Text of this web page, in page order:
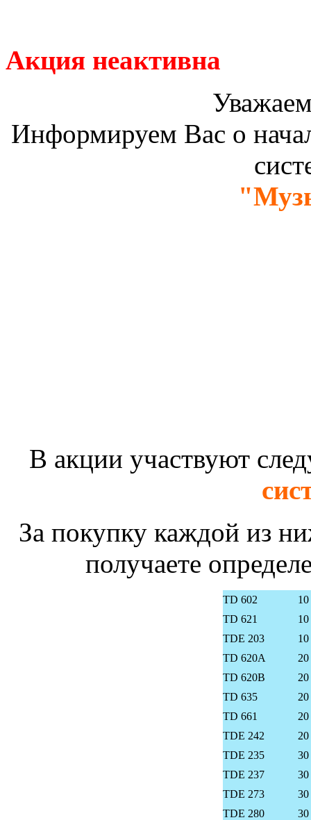
Акция неактивна
Информируем Вас о
В акции участвуют
За покупку каждой из
получаете
TD 602
TD 621
TDE 203
TD 620A
TD 620B
TD 635
TD 661
TDE 242
TDE 235
30
TDE 237
30
TDE 273
30
TDE 280
30